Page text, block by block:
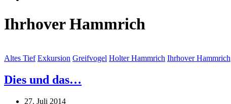
Ihrhover Hammrich
Altes Tief Exkursion Greifvogel Holter Hammrich Ihrhover Hammrich
Dies und das…
27. Juli 2014